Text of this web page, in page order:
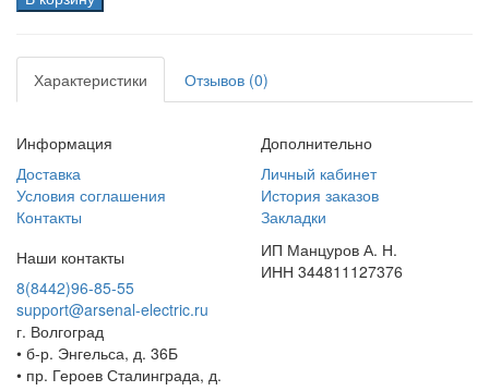
Характеристики Отзывов (0)
Информация
Доставка
Условия соглашения
Контакты
Дополнительно
Личный кабинет
История заказов
Закладки
Наши контакты
8(8442)96-85-55
support@arsenal-electric.ru
г. Волгоград
• б-р. Энгельса, д. 36Б
• пр. Героев Сталинграда, д.
ИП Манцуров А. Н.
ИНН 344811127376